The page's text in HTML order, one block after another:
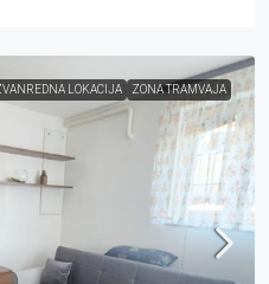
LOKACIJA ZONA TRAMVAJA